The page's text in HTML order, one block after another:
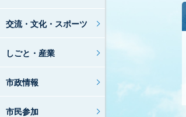
交流・文化・スポーツ
しごと・産業
市政情報
市民参加